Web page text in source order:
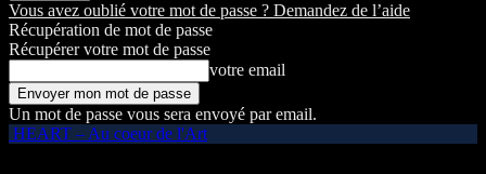
Vous avez oublié votre mot de passe ? Demandez de l’aide
Récupération de mot de passe
Récupérer votre mot de passe
votre email
Un mot de passe vous sera envoyé par email.
HEART – Au coeur de l'Art